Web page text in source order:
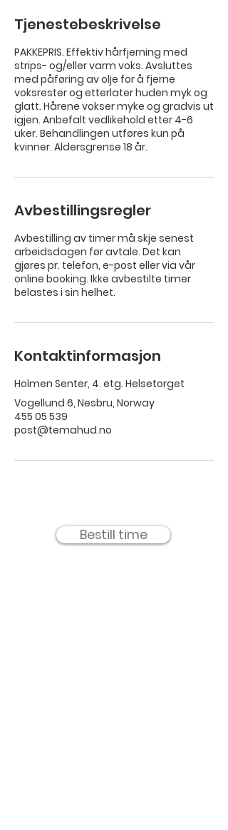
Tjenestebeskrivelse
PAKKEPRIS. Effektiv hårfjerning med
strips- og/eller varm voks. Avsluttes
med påføring av olje for å fjerne
voksrester og etterlater huden myk og
glatt. Hårene vokser myke og gradvis ut
igjen. Anbefalt vedlikehold etter 4-6
uker. Behandlingen utføres kun på
kvinner. Aldersgrense 18 år.
Avbestillingsregler
Avbestilling av timer må skje senest
arbeidsdagen før avtale. Det kan
gjøres pr. telefon, e-post eller via vår
online booking. Ikke avbestilte timer
belastes i sin helhet.
Kontaktinformasjon
Holmen Senter, 4. etg. Helsetorget
Vogellund 6, Nesbru, Norway
455 05 539
post@temahud.no
Bestill time